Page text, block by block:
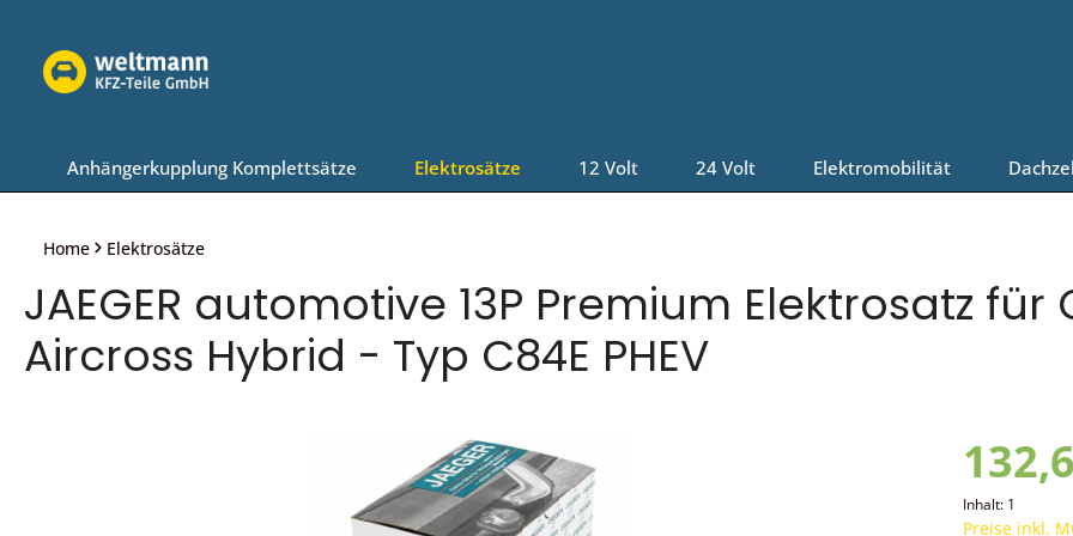
Anhängerkupplung Komplettsätze Elektrosätze 12 Volt 24 Volt Elektromobilität
Home Elektrosätze
JAEGER automotive 13P Premium Elektrosatz für
Aircross Hybrid - Typ C84E PHEV
Inhalt: 1
Preise inkl.